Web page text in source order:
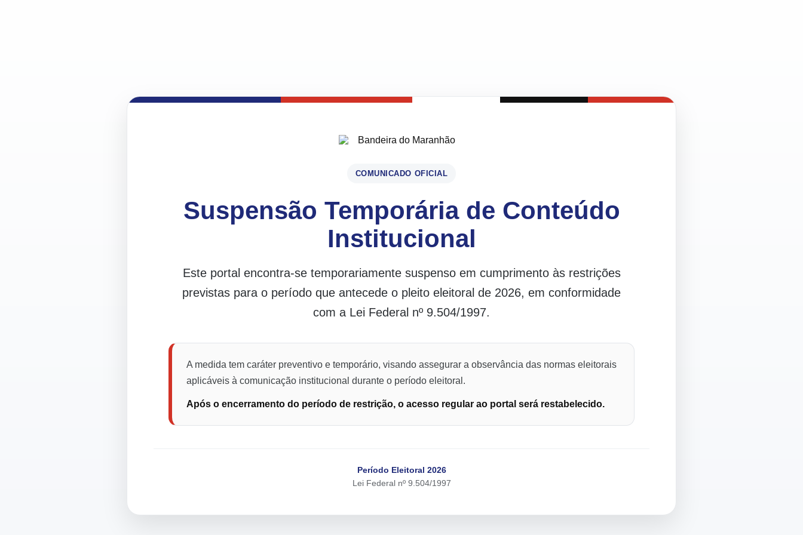
COMUNICADO OFICIAL
Suspensão Temporária de Conteúdo
Institucional
Este portal encontra-se temporariamente suspenso em cumprimento às restrições
previstas para o período que antecede o pleito eleitoral de 2026, em conformidade
com a Lei Federal nº 9.504/1997.
A medida tem caráter preventivo e temporário, visando assegurar a observância das normas eleitorais
aplicáveis à comunicação institucional durante o período eleitoral.
Após o encerramento do período de restrição, o acesso regular ao portal será restabelecido.
Período Eleitoral 2026
Lei Federal nº 9.504/1997